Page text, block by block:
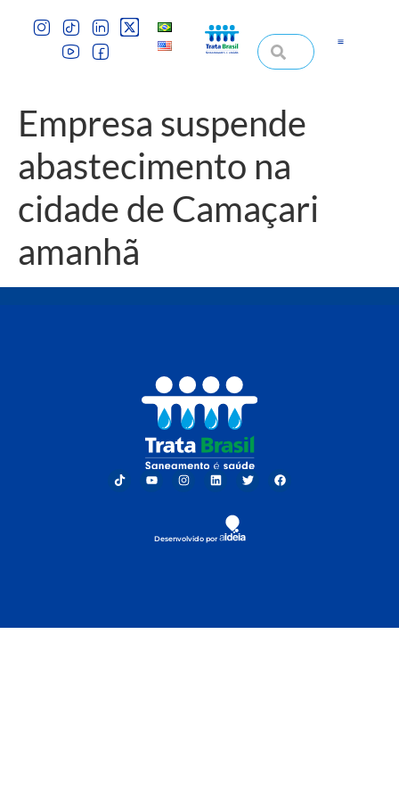
Empresa suspende
abastecimento na
cidade de Camaçari
amanhã
Desenvolvido por